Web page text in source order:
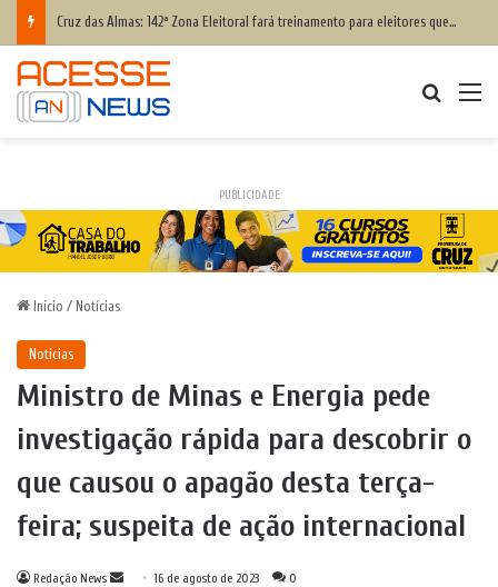
Cruz das Almas: 142ª Zona Eleitoral fará treinamento para eleitores que têm dificuldade para votar; saiba como participar
PUBLICIDADE
Início / Notícias
Notícias
Ministro de Minas e Energia pede
investigação rápida para descobrir o
que causou o apagão desta terça-
feira; suspeita de ação internacional
Redação News
Mande16 de agosto de 2023 0